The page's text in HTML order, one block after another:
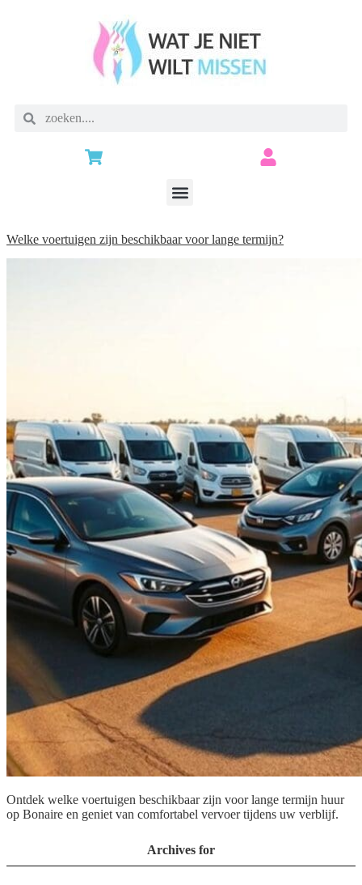
Welke voertuigen zijn beschikbaar voor lange termijn?
Ontdek welke voertuigen beschikbaar zijn voor lange termijn huur
op Bonaire en geniet van comfortabel vervoer tijdens uw verblijf.
Archives for